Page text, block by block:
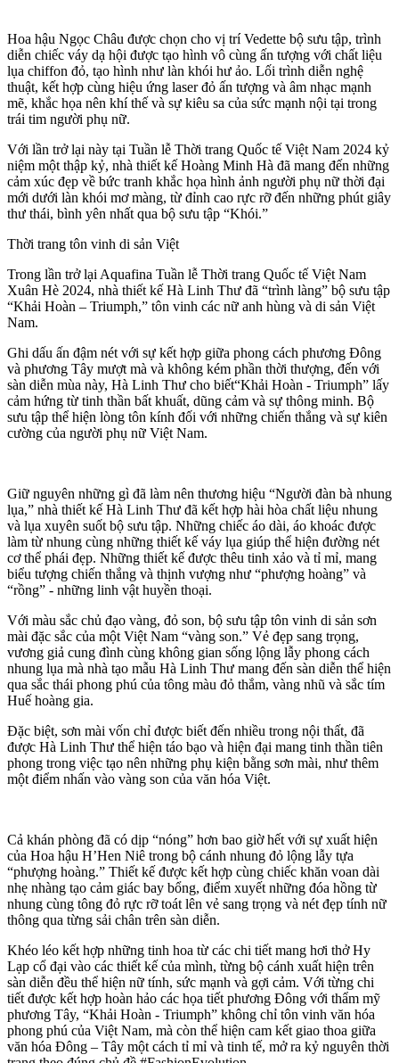
Hoa hậu Ngọc Châu được chọn cho vị trí Vedette bộ sưu tập, trình
diễn chiếc váy dạ hội được tạo hình vô cùng ấn tượng với chất liệu
lụa chiffon đỏ, tạo hình như làn khói hư ảo. Lối trình diễn nghệ
thuật, kết hợp cùng hiệu ứng laser đỏ ấn tượng và âm nhạc mạnh
mẽ, khắc họa nên khí thế và sự kiêu sa của sức mạnh nội tại trong
trái tim người phụ nữ.
Với lần trở lại này tại Tuần lễ Thời trang Quốc tế Việt Nam 2024 kỷ
niệm một thập kỷ, nhà thiết kế Hoàng Minh Hà đã mang đến những
cảm xúc đẹp về bức tranh khắc họa hình ảnh người phụ nữ thời đại
mới dưới làn khói mơ màng, từ đỉnh cao rực rỡ đến những phút giây
thư thái, bình yên nhất qua bộ sưu tập “Khói.”
Thời trang tôn vinh di sản Việt
Trong lần trở lại Aquafina Tuần lễ Thời trang Quốc tế Việt Nam
Xuân Hè 2024, nhà thiết kế Hà Linh Thư đã “trình làng” bộ sưu tập
“Khải Hoàn – Triumph,” tôn vinh các nữ anh hùng và di sản Việt
Nam.
Ghi dấu ấn đậm nét với sự kết hợp giữa phong cách phương Đông
và phương Tây mượt mà và không kém phần thời thượng, đến với
sàn diễn mùa này, Hà Linh Thư cho biết“Khải Hoàn - Triumph” lấy
cảm hứng từ tinh thần bất khuất, dũng cảm và sự thông minh. Bộ
sưu tập thể hiện lòng tôn kính đối với những chiến thắng và sự kiên
cường của người phụ nữ Việt Nam.
Giữ nguyên những gì đã làm nên thương hiệu “Người đàn bà nhung
lụa,” nhà thiết kế Hà Linh Thư đã kết hợp hài hòa chất liệu nhung
và lụa xuyên suốt bộ sưu tập. Những chiếc áo dài, áo khoác được
làm từ nhung cùng những thiết kế váy lụa giúp thể hiện đường nét
c‌ơ th‌ể phái đẹp. Những thiết kế được thêu tinh xảo và tỉ mỉ, mang
biểu tượng chiến thắng và thịnh vượng như “phượng hoàng” và
“rồng” - những linh vật huyền thoại.
Với màu sắc chủ đạo vàng, đỏ son, bộ sưu tập tôn vinh di sản sơn
mài đặc sắc của một Việt Nam “vàng son.” Vẻ đẹp sang trọng,
vương giả cung đình cùng không gian sống lộng lẫy phong cách
nhung lụa mà nhà tạo mẫu Hà Linh Thư mang đến sàn diễn thể hiện
qua sắc thái phong phú của tông màu đỏ thắm, vàng nhũ và sắc tím
Huế hoàng gia.
Đặc biệt, sơn mài vốn chỉ được biết đến nhiều trong nội thất, đã
được Hà Linh Thư thể hiện táo bạo và hiện đại mang tinh thần tiên
phong trong việc tạo nên những phụ kiện bằng sơn mài, như thêm
một điểm nhấn vào vàng son của văn hóa Việt.
Cả khán phòng đã có dịp “nóng” hơn bao giờ hết với sự xuất hiện
của Hoa hậu H’Hen Niê trong bộ cánh nhung đỏ lộng lẫy tựa
“phượng hoàng.” Thiết kế được kết hợp cùng chiếc khăn voan dài
nhẹ nhàng tạo cảm giác bay bổng, điểm xuyết những đóa hồng từ
nhung cùng tông đỏ rực rỡ toát lên vẻ sang trọng và nét đẹp tính nữ
thông qua từng sải chân trên sàn diễn.
Khéo léo kết hợp những tinh hoa từ các chi tiết mang hơi thở Hy
Lạp cổ đại vào các thiết kế của mình, từng bộ cánh xuất hiện trên
sàn diễn đều thể hiện nữ tính, sức mạnh và gợi cảm. Với từng chi
tiết được kết hợp hoàn hảo các họa tiết phương Đông với thẩm mỹ
phương Tây, “Khải Hoàn - Triumph” không chỉ tôn vinh văn hóa
phong phú của Việt Nam, mà còn thể hiện cam kết giao thoa giữa
văn hóa Đông – Tây một cách tỉ mỉ và tinh tế, mở ra kỷ nguyên thời